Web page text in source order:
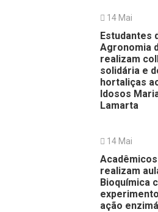
14 Mai
Estudantes
Agronomia
realizam
solidária e
hortaliças
Idosos
Lamarta
14 Mai
realizam
Bioquímica
ação